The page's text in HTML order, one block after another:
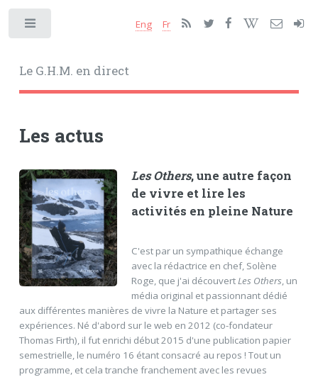
Le G.H.M. en direct
Eng Fr
Les actus
Les Others, une autre façon
de vivre et lire les
activités en pleine Nature
C'est par un sympathique échange
avec la rédactrice en chef, Solène
Roge, que j'ai découvertLes Others, un
média original et passionnant dédié
aux différentes manières de vivre la Nature et partager ses
expériences. Né d'abord sur le web en 2012 (co-fondateur
Thomas Firth), il fut enrichi début 2015 d'une publication papier
semestrielle, le numéro 16 étant consacré au repos ! Tout un
programme, et cela tranche franchement avec les revues